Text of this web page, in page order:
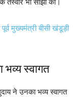
तस्वीर भी साझा की।
मुख्यमंत्री बीसी खंडूड़ी
भव्य स्वागत
ने उनका भव्य स्वागत